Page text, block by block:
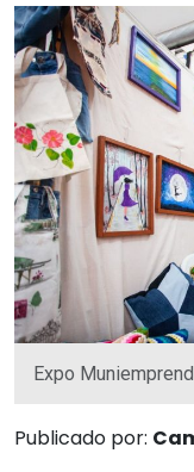
Expo
Publicado por: